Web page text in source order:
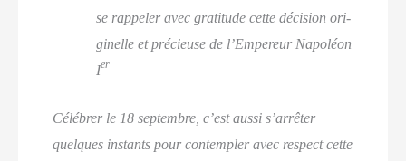
se rap­pe­ler avec gra­ti­tude cette déci­sion ori­
gi­nelle et pré­cieuse de l’Empereur Napo­léon
Ier
Célé­brer le 18 sep­tembre, c’est aus­si s’arrêter
quelques ins­tants pour contem­pler avec res­pect cette